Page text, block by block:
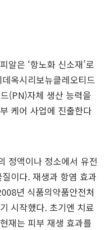
알은 ‘항노화 신소재’로
옥시리보뉴클레오티드
(PN)자체 생산 능력을
케어 사업에 진출한다
정액이나 정소에서 유전
이다. 재생과 항염 효과
년 식품의약품안전처
시작했다. 초기엔 치료
재는 피부 재생 효과를